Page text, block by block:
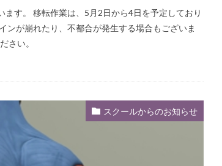
す。 移転作業は、5月2日から4日を予定しており
ンが崩れたり、不都合が発生する場合もございま
さい。
スクールからのお知らせ